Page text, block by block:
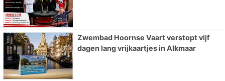
Zwembad Hoornse Vaart verstopt vijf
dagen lang vrijkaartjes in Alkmaar